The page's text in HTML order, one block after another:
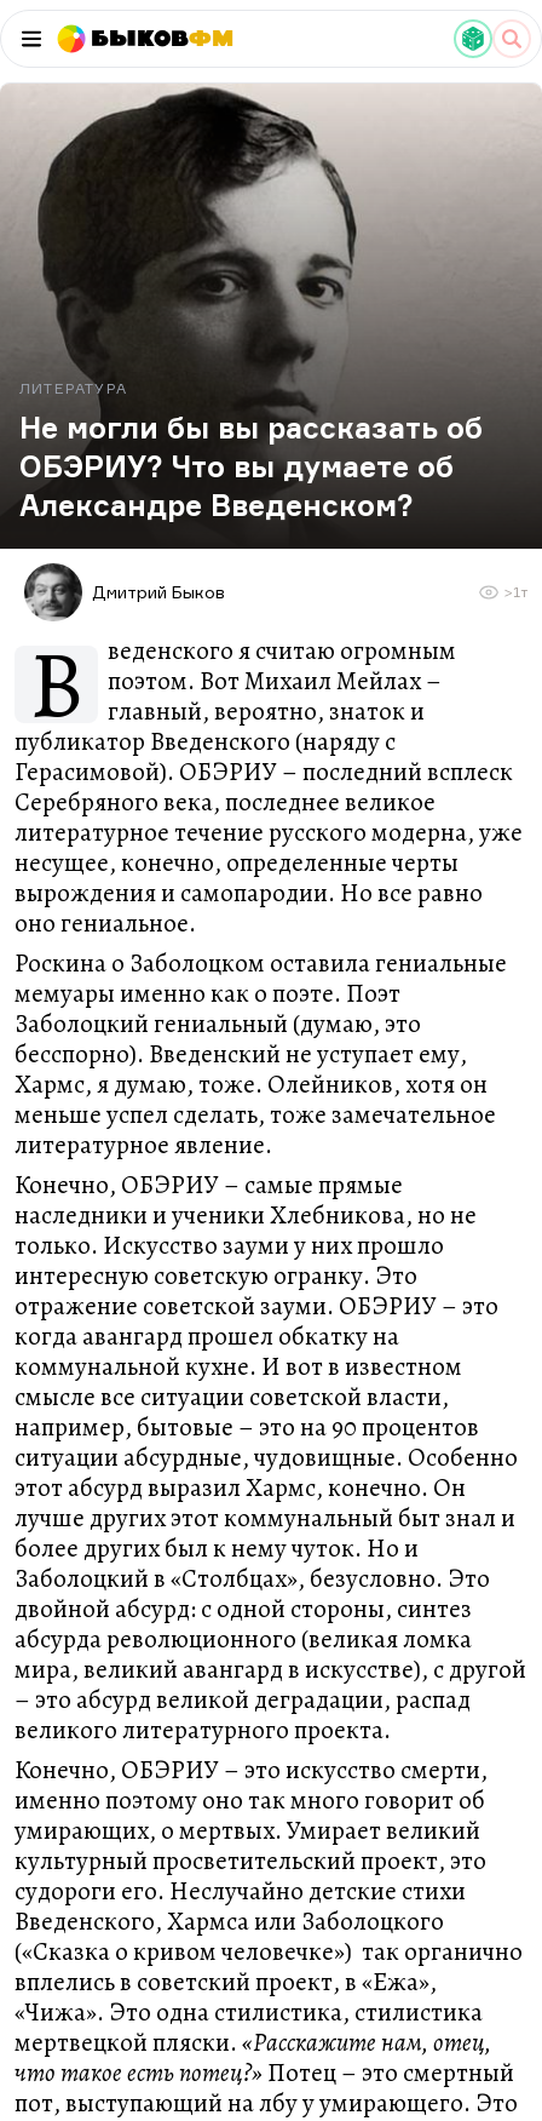
БыковФМ
ЛИТЕРАТУРА
Не могли бы вы рассказать об
ОБЭРИУ? Что вы думаете об
Александре Введенском?
Дмитрий Быков >1т
В
веденского я считаю огромным
поэтом. Вот Михаил Мейлах –
главный, вероятно, знаток и
публикатор Введенского (наряду с
Герасимовой). ОБЭРИУ – последний всплеск
Серебряного века, последнее великое
литературное течение русского модерна, уже
несущее, конечно, определенные черты
вырождения и самопародии. Но все равно
оно гениальное.
Роскина о Заболоцком оставила гениальные
мемуары именно как о поэте. Поэт
Заболоцкий гениальный (думаю, это
бесспорно). Введенский не уступает ему,
Хармс, я думаю, тоже. Олейников, хотя он
меньше успел сделать, тоже замечательное
литературное явление.
Конечно, ОБЭРИУ – самые прямые
наследники и ученики Хлебникова, но не
только. Искусство зауми у них прошло
интересную советскую огранку. Это
отражение советской зауми. ОБЭРИУ – это
когда авангард прошел обкатку на
коммунальной кухне. И вот в известном
смысле все ситуации советской власти,
например, бытовые – это на 90 процентов
ситуации абсурдные, чудовищные. Особенно
этот абсурд выразил Хармс, конечно. Он
лучше других этот коммунальный быт знал и
более других был к нему чуток. Но и
Заболоцкий в «Столбцах», безусловно. Это
двойной абсурд: с одной стороны, синтез
абсурда революционного (великая ломка
мира, великий авангард в искусстве), с другой
– это абсурд великой деградации, распад
великого литературного проекта.
Конечно, ОБЭРИУ – это искусство смерти,
именно поэтому оно так много говорит об
умирающих, о мертвых. Умирает великий
культурный просветительский проект, это
судороги его. Неслучайно детские стихи
Введенского, Хармса или Заболоцкого
(«Сказка о кривом человечке») так органично
вплелись в советский проект, в «Ежа»,
«Чижа». Это одна стилистика, стилистика
мертвецкой пляски.«Расскажите нам, отец,
что такое есть потец?» Потец – это смертный
пот, выступающий на лбу у умирающего. Это